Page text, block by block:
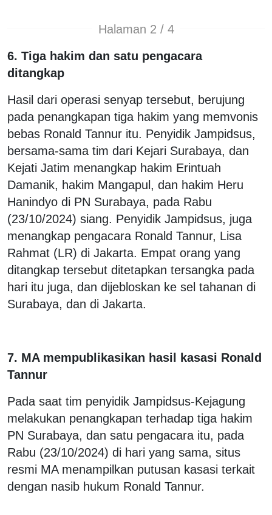
Halaman 2 / 4
6. Tiga hakim dan satu pengacara
ditangkap
Hasil dari operasi senyap tersebut, berujung
pada penangkapan tiga hakim yang memvonis
bebas Ronald Tannur itu. Penyidik Jampidsus,
bersama-sama tim dari Kejari Surabaya, dan
Kejati Jatim menangkap hakim Erintuah
Damanik, hakim Mangapul, dan hakim Heru
Hanindyo di PN Surabaya, pada Rabu
(23/10/2024) siang. Penyidik Jampidsus, juga
menangkap pengacara Ronald Tannur, Lisa
Rahmat (LR) di Jakarta. Empat orang yang
ditangkap tersebut ditetapkan tersangka pada
hari itu juga, dan dijebloskan ke sel tahanan di
Surabaya, dan di Jakarta.
7. MA mempublikasikan hasil kasasi Ronald
Tannur
Pada saat tim penyidik Jampidsus-Kejagung
melakukan penangkapan terhadap tiga hakim
PN Surabaya, dan satu pengacara itu, pada
Rabu (23/10/2024) di hari yang sama, situs
resmi MA menampilkan putusan kasasi terkait
dengan nasib hukum Ronald Tannur.